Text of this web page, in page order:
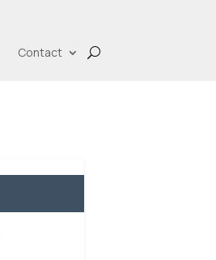
Contact